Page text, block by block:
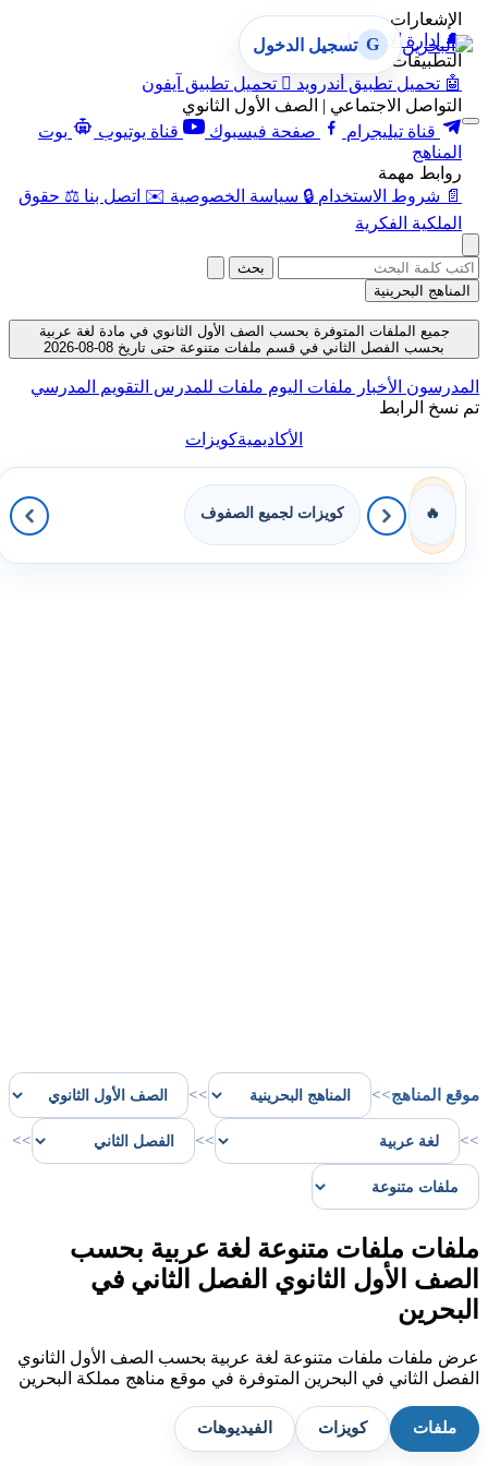
الإشعارات
🔔 إدارة الإشعارات
التطبيقات
🤖 تحميل تطبيق أندرويد  تحميل تطبيق آيفون
التواصل الاجتماعي | الصف الأول الثانوي
قناة تيليجرام
صفحة فيسبوك قناة يوتيوب
بوت
المناهج
روابط مهمة
📄 شروط الاستخدام 🔒 سياسة الخصوصية ✉️ اتصل بنا ⚖️ حقوق
الملكية الفكرية
G تسجيل الدخول
بحث
المناهج البحرينية
جميع الملفات المتوفرة بحسب الصف الأول الثانوي في مادة لغة عربية
بحسب الفصل الثاني في قسم ملفات متنوعة حتى تاريخ 08-08-2026
المدرسون الأخبار ملفات اليوم ملفات للمدرس التقويم المدرسي
تم نسخ الرابط
الأكاديميةكويزات
🔥 كويزات لجميع الصفوف
موقع المناهج>>
>>
>>
>>
>>
ملفات ملفات متنوعة لغة عربية بحسب
الصف الأول الثانوي الفصل الثاني في
البحرين
عرض ملفات ملفات متنوعة لغة عربية بحسب الصف الأول الثانوي
الفصل الثاني في البحرين المتوفرة في موقع مناهج مملكة البحرين
ملفات كويزات الفيديوهات